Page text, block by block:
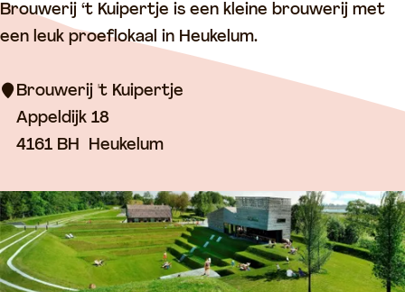
h
u
s
B
r
u
i
j
'
t
Brouwerij ‘t Kuipertje is een kleine brouwerij met
een leuk proeflokaal in Heukelum.
Brouwerij 't Kuipertje
Appeldijk 18
4161 BH
Heukelum